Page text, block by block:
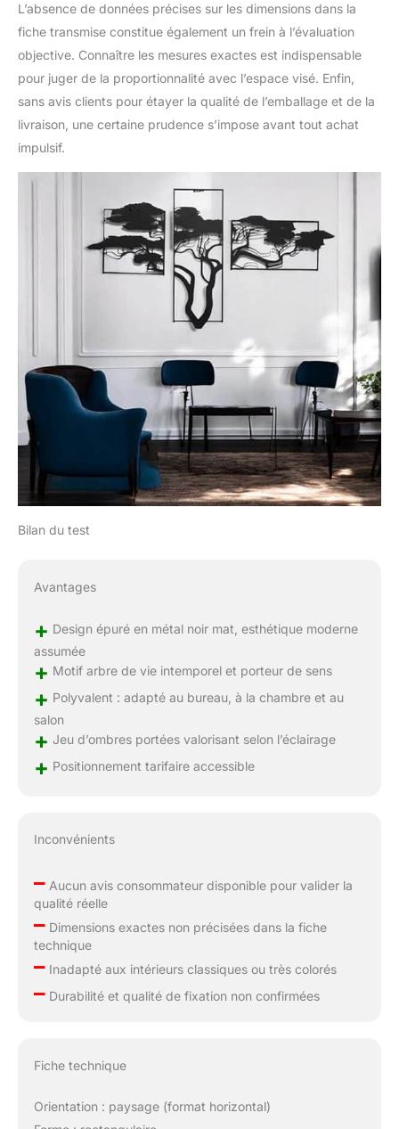
L’absence de données précises sur les dimensions dans la
fiche transmise constitue également un frein à l’évaluation
objective. Connaître les mesures exactes est indispensable
pour juger de la proportionnalité avec l’espace visé. Enfin,
sans avis clients pour étayer la qualité de l’emballage et de la
livraison, une certaine prudence s’impose avant tout achat
impulsif.
Bilan du test
Avantages
+ Design épuré en métal noir mat, esthétique moderne
assumée
+ Motif arbre de vie intemporel et porteur de sens
+ Polyvalent : adapté au bureau, à la chambre et au
salon
+ Jeu d’ombres portées valorisant selon l’éclairage
+ Positionnement tarifaire accessible
Inconvénients
–Aucun avis consommateur disponible pour valider la
qualité réelle
–Dimensions exactes non précisées dans la fiche
technique
–Inadapté aux intérieurs classiques ou très colorés
–Durabilité et qualité de fixation non confirmées
Fiche technique
Orientation : paysage (format horizontal)